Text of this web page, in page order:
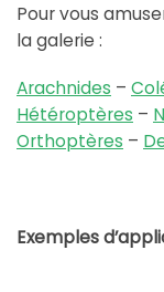
Pour vous
la galerie :
Arachnides –
Hétéroptères –
Orthoptères –
Exemples